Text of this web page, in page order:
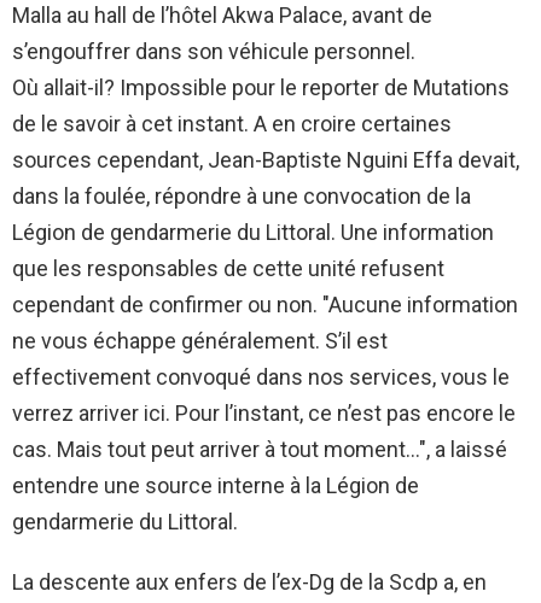
Malla au hall de l’hôtel Akwa Palace, avant de
s’engouffrer dans son véhicule personnel.
Où allait-il? Impossible pour le reporter de Mutations
de le savoir à cet instant. A en croire certaines
sources cependant, Jean-Baptiste Nguini Effa devait,
dans la foulée, répondre à une convocation de la
Légion de gendarmerie du Littoral. Une information
que les responsables de cette unité refusent
cependant de confirmer ou non. "Aucune information
ne vous échappe généralement. S’il est
effectivement convoqué dans nos services, vous le
verrez arriver ici. Pour l’instant, ce n’est pas encore le
cas. Mais tout peut arriver à tout moment…", a laissé
entendre une source interne à la Légion de
gendarmerie du Littoral.
La descente aux enfers de l’ex-Dg de la Scdp a, en